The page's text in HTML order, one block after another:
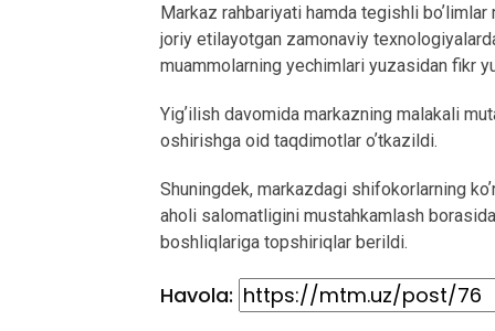
Markaz rahbariyati hamda tegishli
joriy etilayotgan zamonaviy
muammolarning yechimlari yuzasidan fikr
Yigʼilish davomida markazning malakali
oshirishga oid taqdimotlar oʼtkazildi.
Shuningdek, markazdagi shifokorlarning
aholi salomatligini mustahkamlash
boshliqlariga topshiriqlar berildi.
Havola: